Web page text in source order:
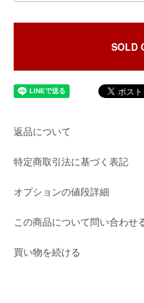
SOLD
返品について
特定商取引法に基づく表記
オプションの値段詳細
この商品について問い合わせ
買い物を続ける